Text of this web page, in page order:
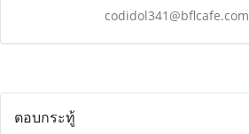
codidol341@bflcafe.com
ตอบกระทู้